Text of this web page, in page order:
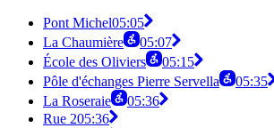
Pont Michel05:05
La Chaumière
05:07
École des Oliviers
05:15
Pôle d'échanges Pierre Servella
05:35
La Roseraie
05:36
Rue 205:36